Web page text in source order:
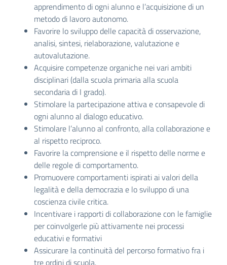
apprendimento di ogni alunno e l’acquisizione di un
metodo di lavoro autonomo.
Favorire lo sviluppo delle capacità di osservazione,
analisi, sintesi, rielaborazione, valutazione e
autovalutazione.
Acquisire competenze organiche nei vari ambiti
disciplinari (dalla scuola primaria alla scuola
secondaria di I grado).
Stimolare la partecipazione attiva e consapevole di
ogni alunno al dialogo educativo.
Stimolare l’alunno al confronto, alla collaborazione e
al rispetto reciproco.
Favorire la comprensione e il rispetto delle norme e
delle regole di comportamento.
Promuovere comportamenti ispirati ai valori della
legalità e della democrazia e lo sviluppo di una
coscienza civile critica.
Incentivare i rapporti di collaborazione con le famiglie
per coinvolgerle più attivamente nei processi
educativi e formativi
Assicurare la continuità del percorso formativo fra i
tre ordini di scuola.